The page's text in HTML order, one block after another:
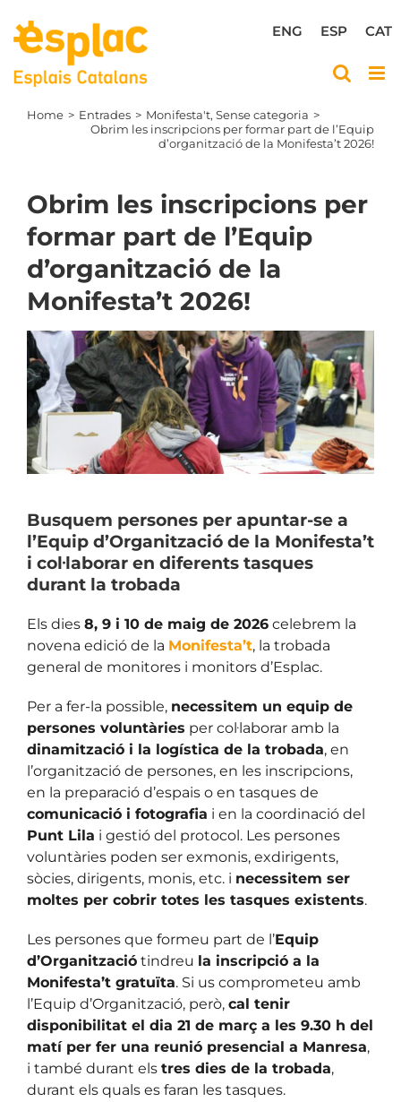
content
CAT
ESP
ENG
Home Entrades Monifesta't Sense categoria
Obrim les inscripcions per formar part de l’Equip
d’organització de la Monifesta’t 2026!
Obrim les inscripcions per
formar part de l’Equip
d’organització de la
Monifesta’t 2026!
View
Larger
Image
Busquem persones per apuntar-se a
l’Equip d’Organització de la Monifesta’t
i col·laborar en diferents tasques
durant la trobada
Els dies 8, 9 i 10 de maig de 2026celebrem la
novena edició de la Monifesta’t, la trobada
general de monitores i monitors d’Esplac.
Per a fer-la possible, necessitem un equip de
persones voluntàries per col·laborar amb la
dinamització i la logística de la trobada, en
l’organització de persones, en les inscripcions,
en la preparació d’espais o en tasques de
comunicació i fotografia i en la coordinació del
Punt Lila i gestió del protocol. Les persones
voluntàries poden ser exmonis, exdirigents,
sòcies, dirigents, monis, etc. i necessitem ser
moltes per cobrir totes les tasques existents.
Les persones que formeu part de l’Equip
d’Organitzaciótindreu la inscripció a la
Monifesta’t gratuïta. Si us comprometeu amb
l’Equip d’Organització, però, cal tenir
disponibilitat el dia 21 de març a les 9.30 h del
matí per fer una reunió presencial a Manresa,
i també durant els tres dies de la trobada,
durant els quals es faran les tasques.